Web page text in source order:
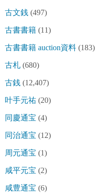
古文銭 (497)
古書書籍 (11)
古書書籍 auction資料 (183)
古札 (680)
古銭 (12,407)
叶手元祐 (20)
同慶通宝 (4)
同治通宝 (12)
周元通宝 (1)
咸平元宝 (2)
咸豊通宝 (6)